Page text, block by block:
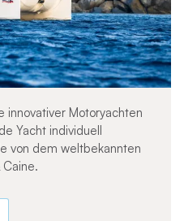
innovativer Motoryachten
Yacht individuell
von dem weltbekannten